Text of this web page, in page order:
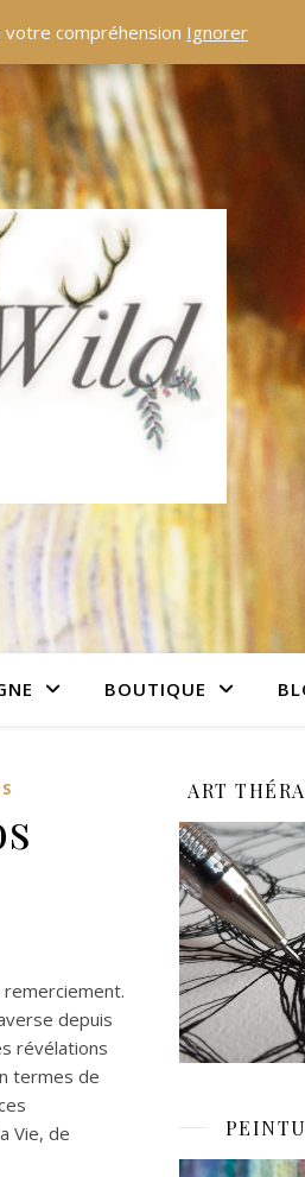
compréhension Ignorer
BOUTIQUE
depuis
révélations
termes de
Vie, de
ART